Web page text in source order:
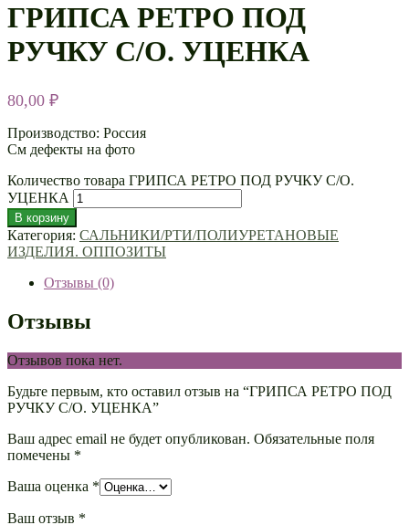
ГРИПСА РЕТРО ПОД
РУЧКУ С/О. УЦЕНКА
80,00 ₽
Производство: Россия
См дефекты на фото
Количество товара ГРИПСА РЕТРО ПОД РУЧКУ С/О.
УЦЕНКА
В корзину
Категория: САЛЬНИКИ/РТИ/ПОЛИУРЕТАНОВЫЕ
ИЗДЕЛИЯ. ОППОЗИТЫ
Отзывы (0)
Отзывы
Отзывов пока нет.
Будьте первым, кто оставил отзыв на “ГРИПСА РЕТРО ПОД
РУЧКУ С/О. УЦЕНКА”
Ваш адрес email не будет опубликован. Обязательные поля
помечены *
Ваша оценка *
Ваш отзыв *